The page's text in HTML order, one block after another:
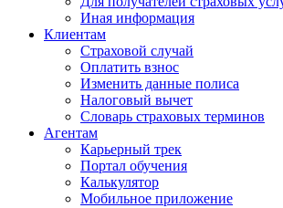
Иная информация
Клиентам
Страховой случай
Оплатить взнос
Изменить данные полиса
Налоговый вычет
Словарь страховых терминов
Агентам
Карьерный трек
Портал обучения
Калькулятор
Мобильное приложение